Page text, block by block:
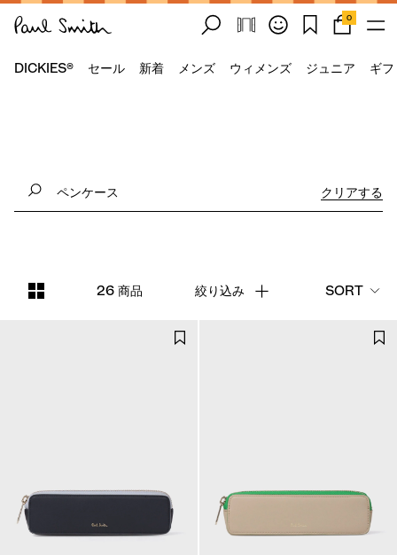
0
DICKIES® セール 新着 メンズ ウィメンズ ジュニア ギ
クリアする
26 商品 絞り込み SORT